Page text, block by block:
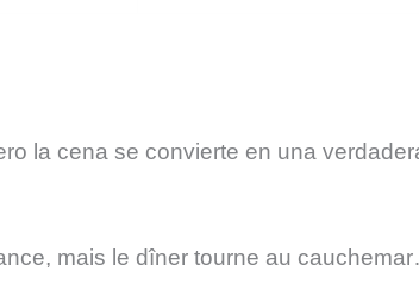
la cena se convierte en una
mais le dîner tourne au